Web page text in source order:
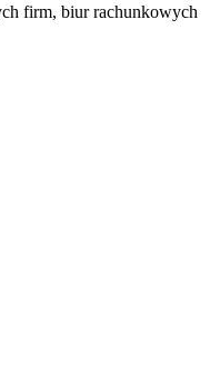
firm, biur rachunkowych